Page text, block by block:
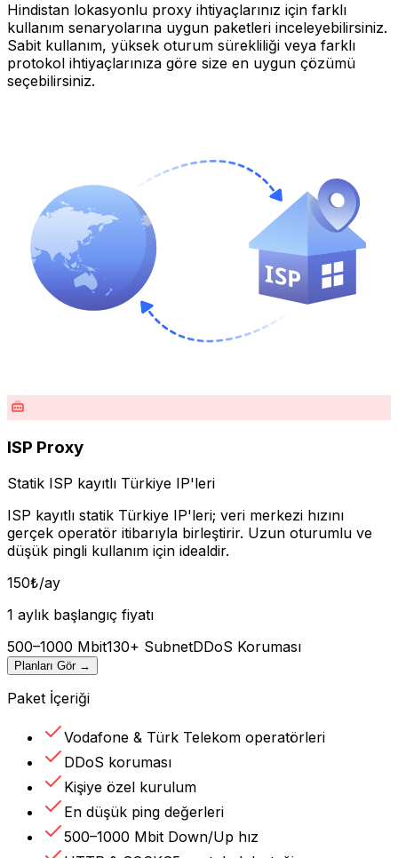
Hindistan lokasyonlu proxy ihtiyaçlarınız için farklı
kullanım senaryolarına uygun paketleri inceleyebilirsiniz.
Sabit kullanım, yüksek oturum sürekliliği veya farklı
protokol ihtiyaçlarınıza göre size en uygun çözümü
seçebilirsiniz.
ISP Proxy
Statik ISP kayıtlı Türkiye IP'leri
ISP kayıtlı statik Türkiye IP'leri; veri merkezi hızını
gerçek operatör itibarıyla birleştirir. Uzun oturumlu ve
düşük pingli kullanım için idealdir.
150₺/ay
1 aylık başlangıç fiyatı
500–1000 Mbit130+ SubnetDDoS Koruması
Planları Gör →
Paket İçeriği
Vodafone & Türk Telekom operatörleri
DDoS koruması
Kişiye özel kurulum
En düşük ping değerleri
500–1000 Mbit Down/Up hız